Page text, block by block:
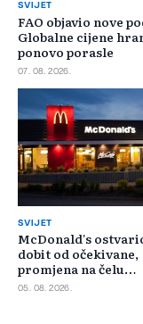
SVIJET
FAO objavio nove
Globalne cijene
ponovo porasle
07. 08. 2026.
SVIJET
McDonald's
dobit od očekivane,
promjena na čelu
poslovanja u SAD-u
05. 08. 2026.